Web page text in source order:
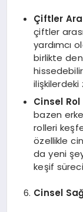
Çiftler
çiftler
yardımcı
birlikte
Cinsel
bazen
rolleri
özellikle
da yeni
keşif
Cinsel